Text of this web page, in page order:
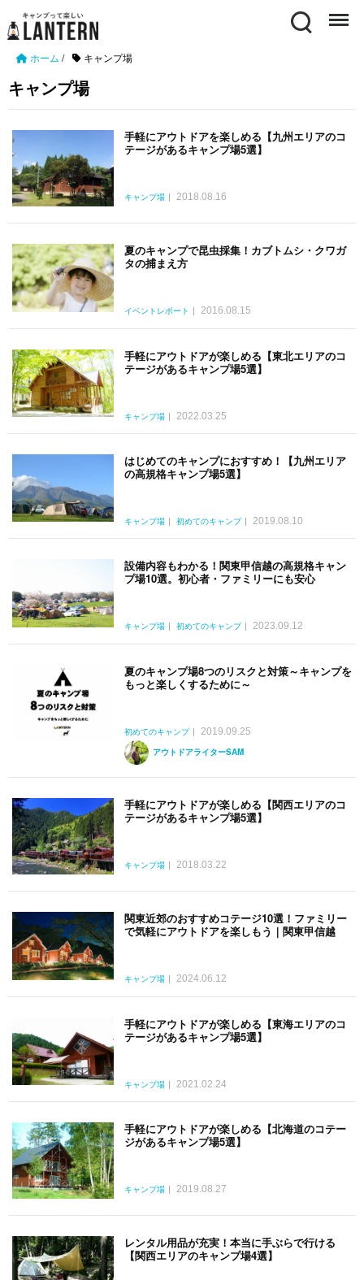
Search Menu
ホーム / キャンプ場
キャンプ場
手軽にアウトドアを楽しめる【九州エリアのコ
テージがあるキャンプ場5選】
キャンプ場 2018.08.16
夏のキャンプで昆虫採集！カブトムシ・クワガ
タの捕まえ方
イベントレポート 2016.08.15
手軽にアウトドアが楽しめる【東北エリアのコ
テージがあるキャンプ場5選】
キャンプ場 2022.03.25
はじめてのキャンプにおすすめ！【九州エリア
の高規格キャンプ場5選】
キャンプ場 初めてのキャンプ 2019.08.10
設備内容もわかる！関東甲信越の高規格キャン
プ場10選。初心者・ファミリーにも安心
キャンプ場 初めてのキャンプ 2023.09.12
夏のキャンプ場8つのリスクと対策～キャンプを
もっと楽しくするために～
初めてのキャンプ
2019.09.25
アウトドアライターSAM
手軽にアウトドアが楽しめる【関西エリアのコ
テージがあるキャンプ場5選】
キャンプ場 2018.03.22
関東近郊のおすすめコテージ10選！ファミリー
で気軽にアウトドアを楽しもう｜関東甲信越
キャンプ場 2024.06.12
手軽にアウトドアが楽しめる【東海エリアのコ
テージがあるキャンプ場5選】
キャンプ場 2021.02.24
手軽にアウトドアが楽しめる【北海道のコテー
ジがあるキャンプ場5選】
キャンプ場 2019.08.27
レンタル用品が充実！本当に手ぶらで行ける
【関西エリアのキャンプ場4選】